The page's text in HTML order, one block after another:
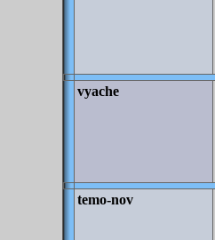
vyache
temo-nov